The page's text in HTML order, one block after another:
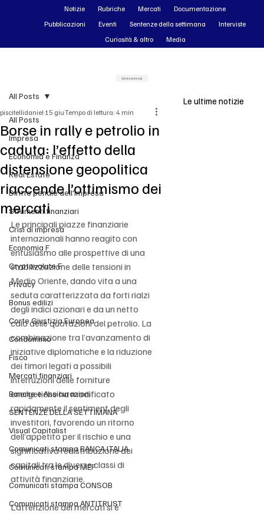
All Posts
Impresa
Economia e Finanza
Real Estate
Diritto penale dell'impresa
Strumenti finanziari
Crisi di impresa
Economia F
Cryptovalute F
Privacy
Bonus edilizi
Corte Giustizia Europea
Condominio
Fisco
Mercati finanziari
Banche e Assicurazioni
SENTENZE DELLA SETTIMANA
Visual Capitalist
Comunicati stampa BANCA ITALIA
Comunicati stampa MEF
Comunicati stampa CONSOB
Comunicati stampa ANTITRUST
All Posts
Borse in rally e petrolio in
caduta: l’effetto della
distensione geopolitica
riaccende l’ottimismo dei
mercati
piscitellidaniel 15 giuTempo di lettura: 4 min
Le principali piazze finanziarie
internazionali hanno reagito con
entusiasmo alle prospettive di una
stabilizzazione delle tensioni in
Medio Oriente, dando vita a una
seduta caratterizzata da forti rialzi
degli indici azionari e da un netto
calo delle quotazioni del petrolio. La
combinazione tra l’avanzamento di
iniziative diplomatiche e la riduzione
dei timori legati a possibili
interruzioni delle forniture
energetiche ha modificato
rapidamente il sentiment degli
investitori, favorendo un ritorno
dell’appetito per il rischio e una
significativa redistribuzione dei
capitali tra le diverse classi di
attività finanziarie.
L’attenzione dei mercati si è
Le ultime notizie
Notizie Rubriche Mercati
Documentazione
Pubblicazioni
Eventi Sentenze della settimana
Interviste
Curiosità & altro
Media
Vai ai contenuti